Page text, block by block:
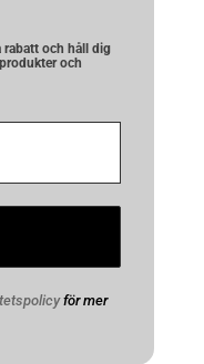
rabatt och håll dig
och
för mer